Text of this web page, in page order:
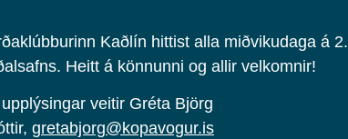
Kaðlín hittist alla miðvikudaga á 2.
Heitt á könnunni og allir velkomnir!
veitir Gréta Björg
gretabjorg@kopavogur.is